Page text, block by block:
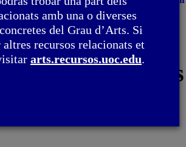
a pura interacció de
i tessel·lacions
amb una o diverses
del Grau d’Arts. Si
recursos relacionats et
arts.recursos.uoc.edu.